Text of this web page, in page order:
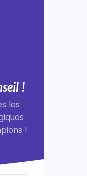
!
les
!